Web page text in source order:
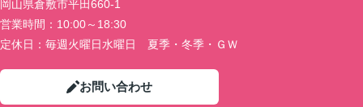
岡山県倉敷市平田660-1
営業時間： 10:00～18:30
定休日： 毎週火曜日水曜日 夏季・冬季・ＧＷ
お問い合わせ